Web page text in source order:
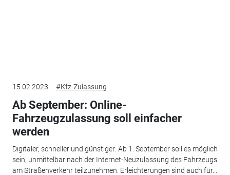
15.02.2023 #Kfz-Zulassung
Ab September: Online-
Fahrzeugzulassung soll einfacher
werden
Digitaler, schneller und günstiger: Ab 1. September soll es möglich
sein, unmittelbar nach der Internet-Neuzulassung des Fahrzeugs
am Straßenverkehr teilzunehmen. Erleichterungen sind auch für...